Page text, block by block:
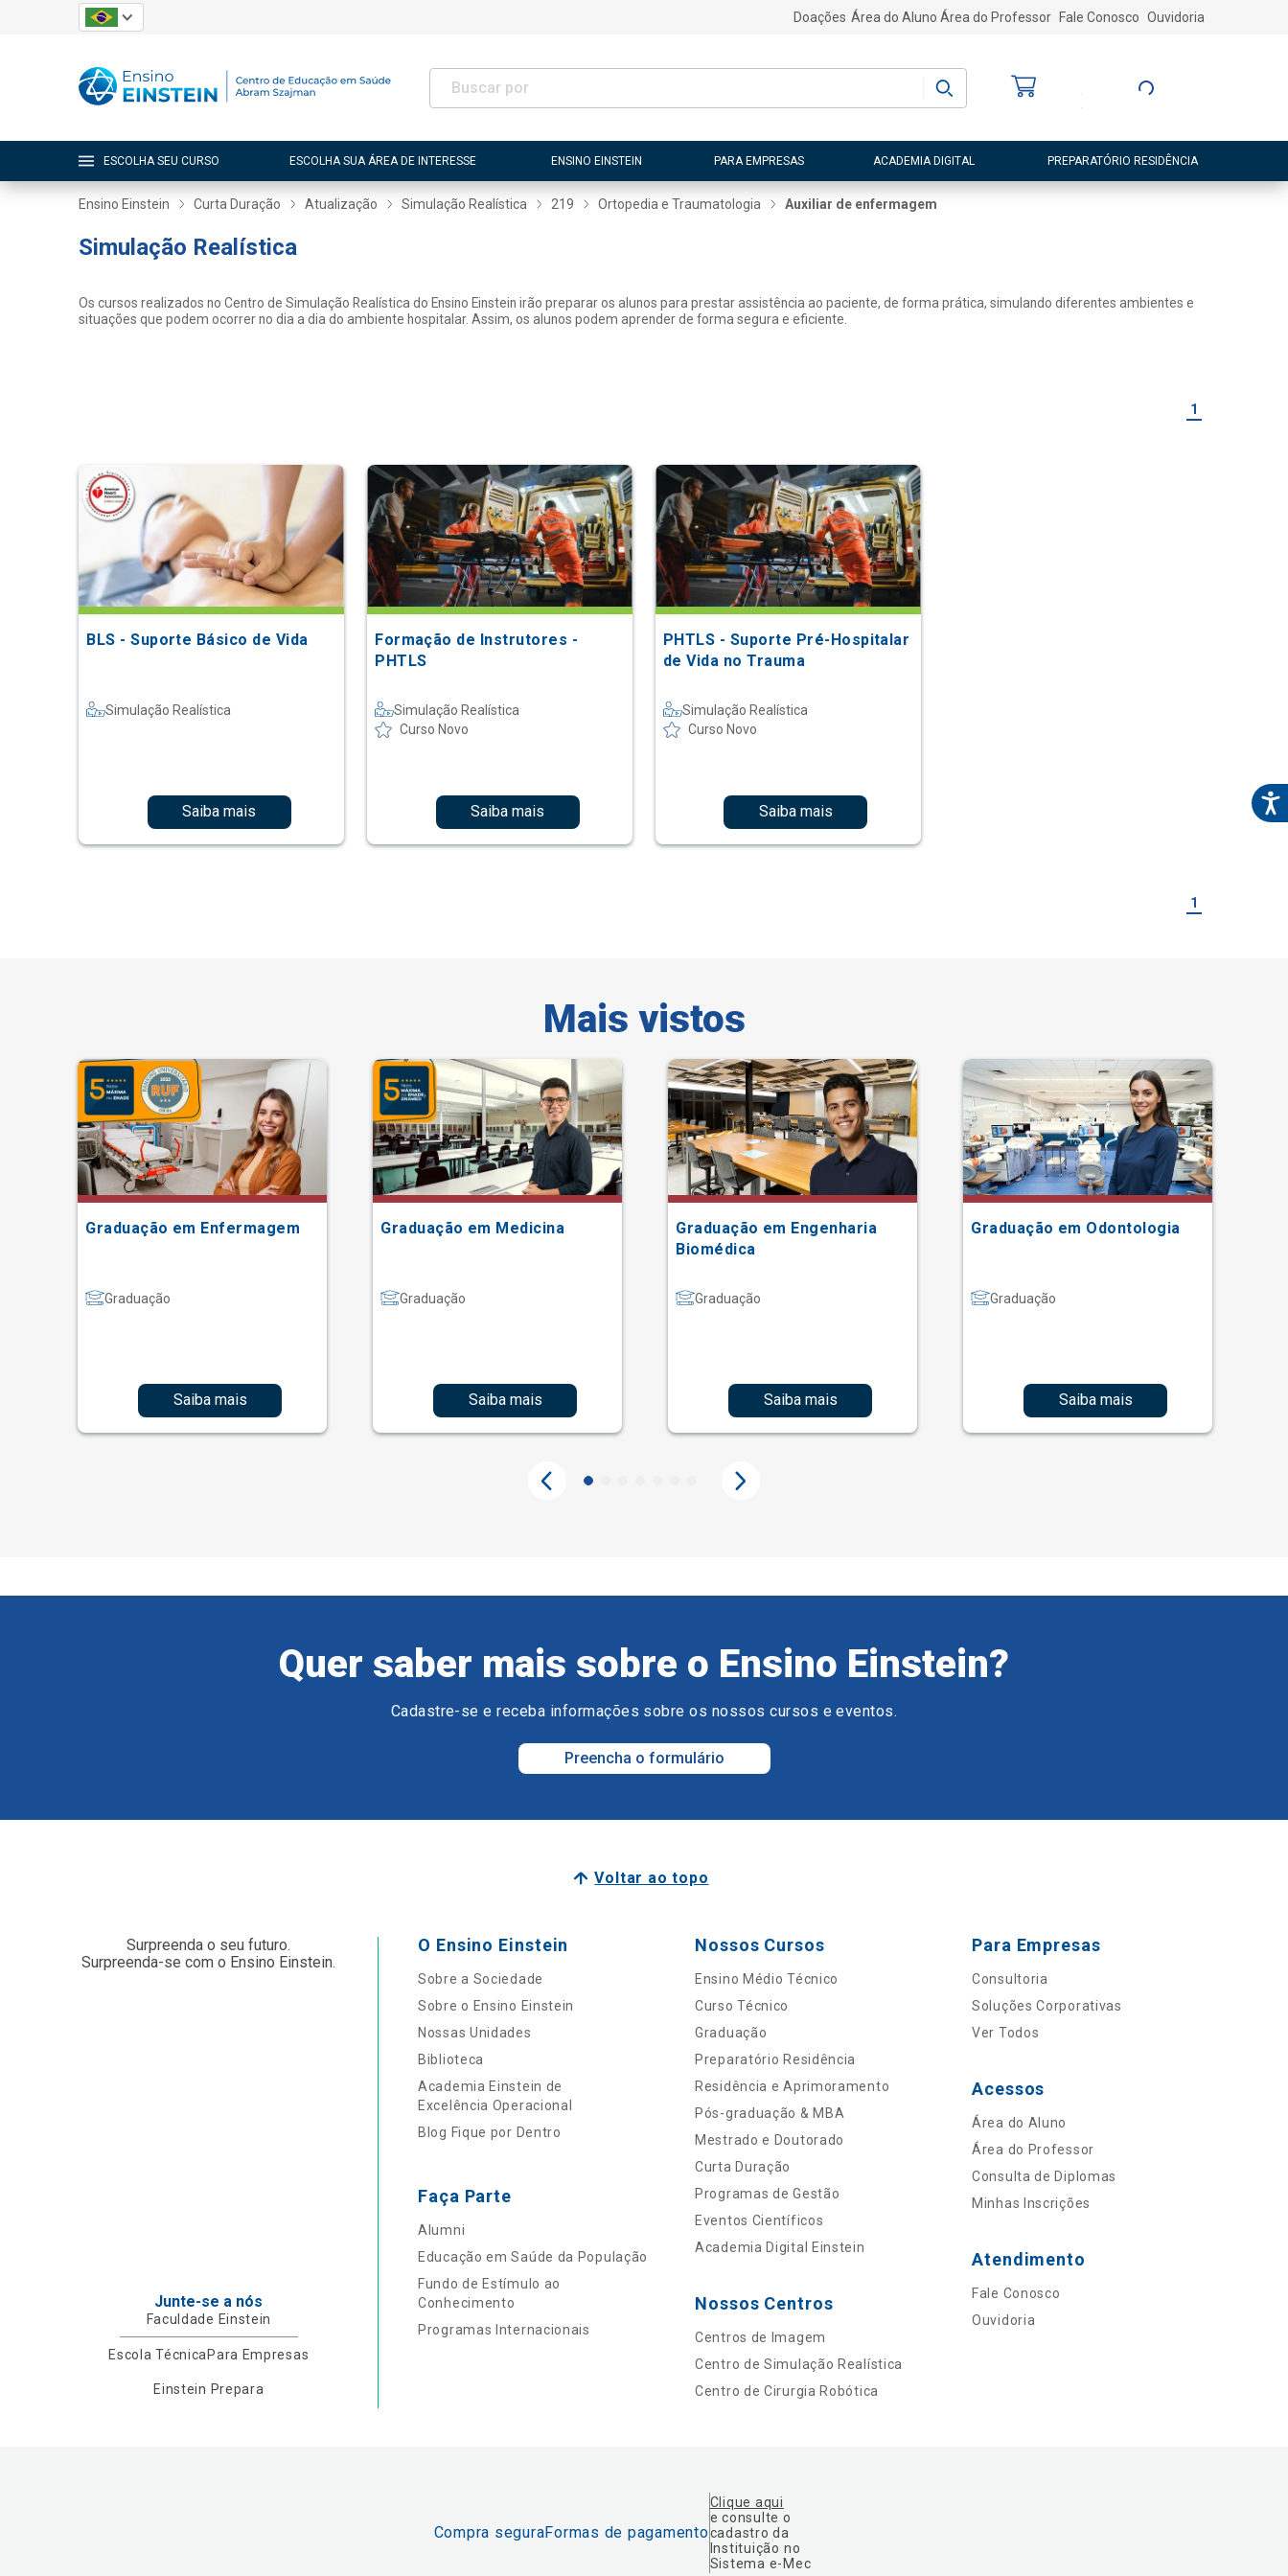
Doações Área do Aluno Área do Professor Fale Conosco Ouvidoria
Entre ou Cadastre-
ESCOLHA SEU CURSO ESCOLHA SUA ÁREA DE INTERESSE ENSINO EINSTEIN PARA EMPRESAS ACADEMIA DIGITAL PREPARATÓRIO RESIDÊNCIA
Ensino Einstein Curta Duração Atualização Simulação Realística 219 Ortopedia e Traumatologia Auxiliar de enfermagem
Simulação Realística
Os cursos realizados no Centro de Simulação Realística do Ensino Einstein irão preparar os alunos para prestar assistência ao paciente, de forma prática, simulando diferentes ambientes e
situações que podem ocorrer no dia a dia do ambiente hospitalar. Assim, os alunos podem aprender de forma segura e eficiente.
1
BLS - Suporte Básico de Vida
Simulação Realística
Saiba mais
Formação de Instrutores -
PHTLS
Simulação Realística
Curso Novo
Saiba mais
PHTLS - Suporte Pré-Hospitalar
de Vida no Trauma
Simulação Realística
Curso Novo
Saiba mais
1
Mais vistos
Graduação em Enfermagem
Graduação
Saiba mais
Graduação em Medicina
Graduação
Saiba mais
Graduação em Engenharia
Biomédica
Graduação
Saiba mais
Graduação em Odontologia
Graduação
Saiba mais
Quer saber mais sobre o Ensino Einstein?
Cadastre-se e receba informações sobre os nossos cursos e eventos.
Preencha o formulário
Voltar ao topo
Surpreenda o seu futuro.
Surpreenda-se com o Ensino Einstein.
Junte-se a nós
Faculdade Einstein
Escola Técnica Para Empresas
Einstein Prepara
O Ensino Einstein
Sobre a Sociedade
Sobre o Ensino Einstein
Nossas Unidades
Biblioteca
Academia Einstein de
Excelência Operacional
Blog Fique por Dentro
Faça Parte
Alumni
Educação em Saúde da População
Fundo de Estímulo ao
Conhecimento
Programas Internacionais
Nossos Cursos
Ensino Médio Técnico
Curso Técnico
Graduação
Preparatório Residência
Residência e Aprimoramento
Pós-graduação & MBA
Mestrado e Doutorado
Curta Duração
Programas de Gestão
Eventos Científicos
Academia Digital Einstein
Nossos Centros
Centros de Imagem
Centro de Simulação Realística
Centro de Cirurgia Robótica
Para Empresas
Consultoria
Soluções Corporativas
Ver Todos
Acessos
Área do Aluno
Área do Professor
Consulta de Diplomas
Minhas Inscrições
Atendimento
Fale Conosco
Ouvidoria
Compra seguraFormas de pagamento
Clique aqui
e consulte o
cadastro da
Instituição no
Sistema e-Mec